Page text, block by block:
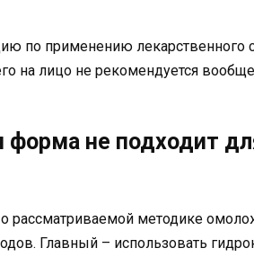
по применению лекарственного
на лицо не рекомендуется
форма не подходит
рассматриваемой методике
Главный – использовать